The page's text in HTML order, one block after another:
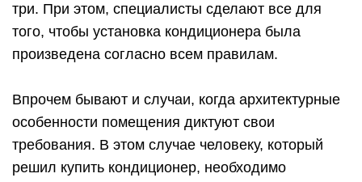
три. При этом, специалисты сделают все для
того, чтобы установка кондиционера была
произведена согласно всем правилам.
Впрочем бывают и случаи, когда архитектурные
особенности помещения диктуют свои
требования. В этом случае человеку, который
решил купить кондиционер, необходимо